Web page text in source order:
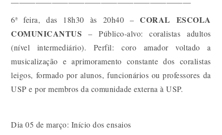
6ª feira, das 18h30 às 20h40 –CORAL ESCOLA
COMUNICANTUS –
Público-alvo: coralistas adultos
(nível intermediário). Perfil: coro amador voltado a
musicalização e aprimoramento constante dos coralistas
leigos, formado por alunos, funcionários ou professores da
USP e por membros da comunidade externa à USP.
Dia 05 de março: Início dos ensaios